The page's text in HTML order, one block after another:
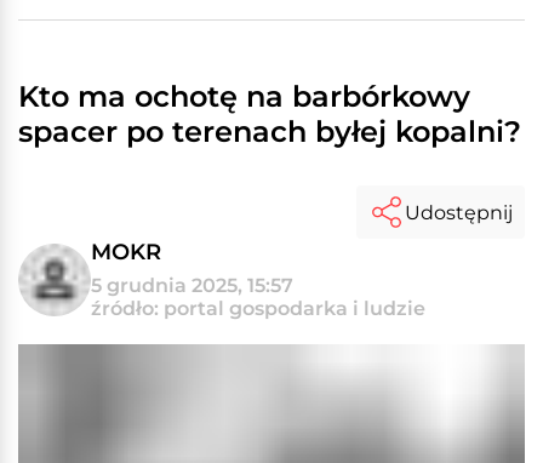
Kto ma ochotę na barbórkowy
spacer po terenach byłej kopalni?
MOKR
5 grudnia 2025, 15:57
źródło: portal gospodarka i ludzie
Udostępnij